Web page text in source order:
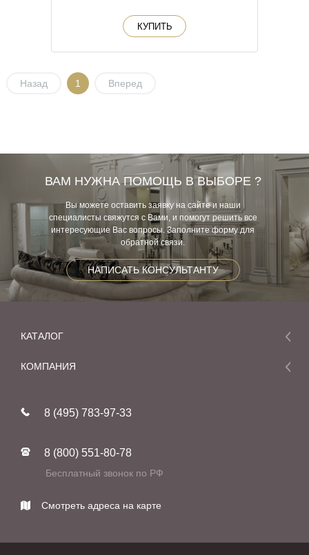
КУПИТЬ
Назад 1 Вперед
ВАМ НУЖНА ПОМОЩЬ В ВЫБОРЕ ?
Вы можете оставить заявку на сайте и наши
специалисты свяжутся с Вами, и помогут решить все
интересующие Вас вопросы. Заполните форму для
обратной связи.
НАПИСАТЬ КОНСУЛЬТАНТУ
КАТАЛОГ
Мебель
Фабрики
КОМПАНИЯ
Реставрация
Контакты
8 (495) 783-97-33
8 (800) 551-80-78
Бесплатный звонок по РФ
Смотреть адреса на карте